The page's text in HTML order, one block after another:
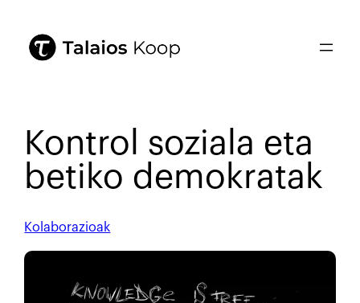
Kontrol soziala eta
betiko demokratak
Kolaborazioak